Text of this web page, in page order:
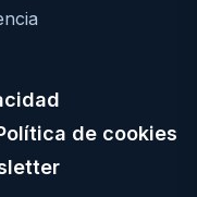
de cookies